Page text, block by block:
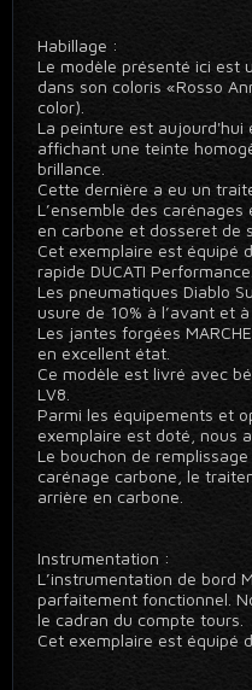
Habillage :
Le modèle présenté ici est
dans son coloris «Rosso
color).
La peinture est aujourd'hui
affichant une teinte
brillance.
Cette dernière a eu un
L’ensemble des
en carbone et dosseret de
Cet exemplaire est équipé
rapide DUCATI Performance.
Les pneumatiques Diablo
usure de 10% à l’avant et à
Les jantes forgées
en excellent état.
Ce modèle est livré avec
LV8.
Parmi les équipements et
exemplaire est doté, nous
Le bouchon de
carénage carbone, le
arrière en carbone.
Instrumentation :
L’instrumentation de bord
parfaitement fonctionnel.
le cadran du compte tours.
Cet exemplaire est équipé